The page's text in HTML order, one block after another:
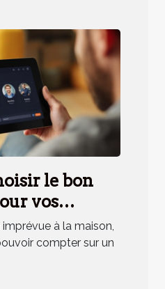
le bon
vos
?
à la maison,
compter sur un